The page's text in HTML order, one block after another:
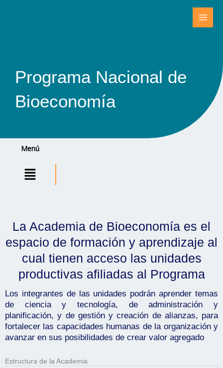
Programa Nacional de
Bioeconomía
Menú
Menú
La Academia de Bioeconomía es el
espacio de formación y aprendizaje al
cual tienen acceso las unidades
productivas afiliadas al Programa
Los integrantes de las unidades podrán aprender temas
de ciencia y tecnología, de administración y
planificación, y de gestión y creación de alianzas, para
fortalecer las capacidades humanas de la organización y
avanzar en sus posibilidades de crear valor agregado
Estructura de la Academia